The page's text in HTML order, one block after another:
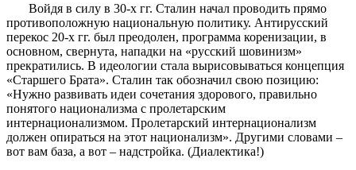
Войдя в силу в 30-х гг. Сталин начал проводить прямо
противоположную национальную политику. Антирусский
перекос 20-х гг. был преодолен, программа коренизации, в
основном, свернута, нападки на «русский шовинизм»
прекратились. В идеологии стала вырисовываться концепция
«Старшего Брата». Сталин так обозначил свою позицию:
«Нужно развивать идеи сочетания здорового, правильно
понятого национализма с пролетарским
интернационализмом. Пролетарский интернационализм
должен опираться на этот национализм». Другими словами –
вот вам база, а вот – надстройка. (Диалектика!)